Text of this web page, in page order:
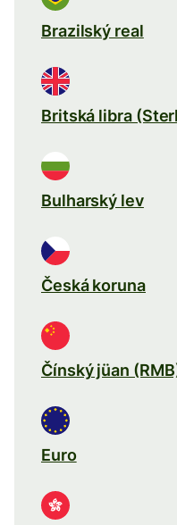
Brazilský real
Britská libra
Bulharský lev
Česká koruna
Čínský jüan
Euro